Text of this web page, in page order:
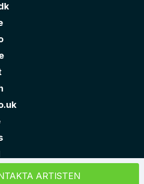
ARTISTEN
2026